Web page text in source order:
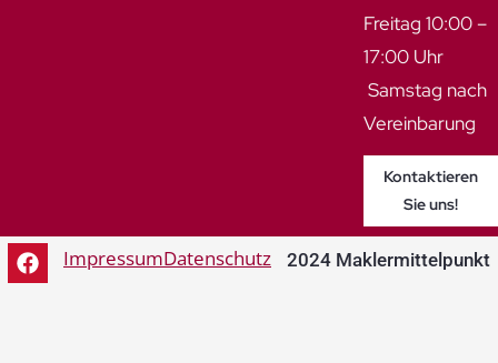
Freitag 10:00 –
17:00 Uhr
Samstag nach
Vereinbarung
Kontaktieren
Sie uns!
ImpressumDatenschutz 2024 Maklermittelpunkt